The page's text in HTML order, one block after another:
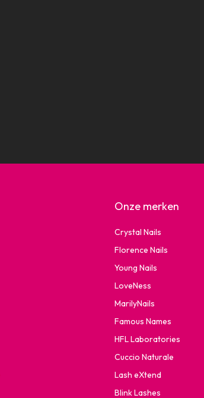
Onze merken
Crystal Nails
Florence Nails
Young Nails
LoveNess
MarilyNails
Famous Names
HFL Laboratories
Cuccio Naturale
Lash eXtend
Blink Lashes